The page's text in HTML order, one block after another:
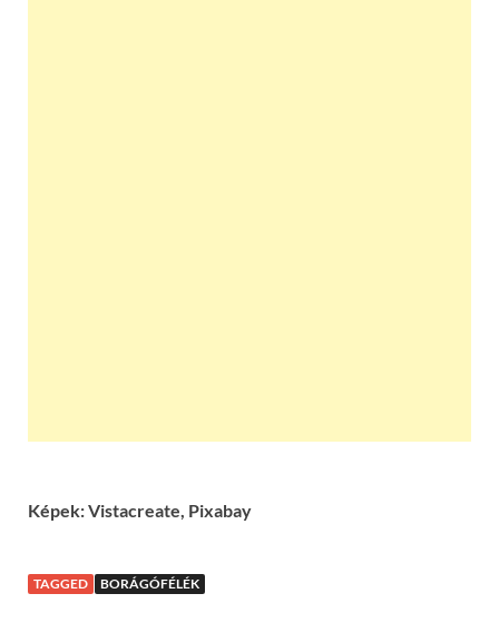
Képek: Vistacreate, Pixabay
TAGGED BORÁGÓFÉLÉK